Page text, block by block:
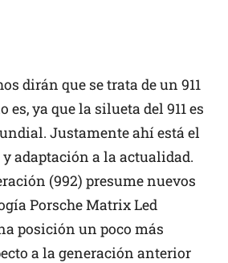
dirán que se trata de un 911
es, ya que la silueta del 911 es
Justamente ahí está el
adaptación a la actualidad.
(992) presume nuevos
Porsche Matrix Led
posición un poco más
a la generación anterior